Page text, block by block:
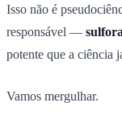
Isso não é
responsável —
potente que a ciência
Vamos mergulhar.